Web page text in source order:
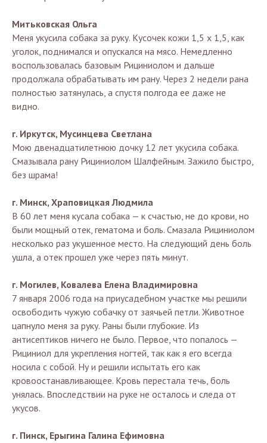
Митьковская Ольга
Меня укусила собака за руку. Кусочек кожи 1,5 х 1,5, как
уголок, поднимался и опускался на мясо. Немедленно
воспользовалась базовым Рициниолом и дальше
продолжала обрабатывать им рану. Через 2 недели рана
полностью затянулась, а спустя полгода ее даже не
видно.
г. Иркутск, Мусинцева Светлана
Мою двенадцатилетнюю дочку 12 лет укусила собака.
Смазывала рану Рициниолом Шалфейным. Зажило быстро,
без шрама!
г. Минск, Храповицкая Людмила
В 60 лет меня кусала собака — к счастью, не до крови, но
были мощный отек, гематома и боль. Смазала Рициниолом
несколько раз укушенное место. На следующий день боль
ушла, а отек прошел уже через пять минут.
г. Могилев, Ковалева Елена Владимировна
7 января 2006 года на приусадебном участке мы решили
освободить чужую собачку от заячьей петли. Животное
цапнуло меня за руку. Раны были глубокие. Из
антисептиков ничего не было. Первое, что попалось —
Рициниол для укрепления ногтей, так как я его всегда
носила с собой. Ну и решили испытать его как
кровоостанавливающее. Кровь перестала течь, боль
унялась. Впоследствии на руке не осталось и следа от
укусов.
г. Пинск, Ерыгина Галина Ефимовна